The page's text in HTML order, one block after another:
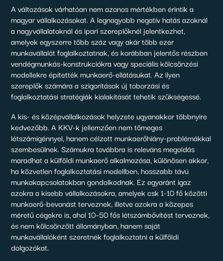
A változások várhatóan nem azonos mértékben érintik a
magyar vállalkozásokat. A legnagyobb negatív hatás azoknál
a nagyvállalatoknál és ipari szereplőknél jelentkezhet,
amelyek egyszerre több száz vagy akár több ezer
munkavállalót foglalkoztatnak, és korábban jelentős részben
vendégmunkás-konstrukciókra vagy speciális kölcsönzési
modellekre építették munkaerő-ellátásukat. Az ilyen
szereplők számára a szigorítások új toborzási és
foglalkoztatási stratégiák kialakítását tehetik szükségessé.
A kis- és középvállalkozások helyzete ugyanakkor többnyire
kedvezőbb. A KKV-k jellemzően nem tömeges
létszámigénnyel, hanem célzott munkaerőhiány-problémákkal
szembesülnek. Számukra továbbra is releváns megoldás
maradhat a külföldi munkaerő alkalmazása, különösen akkor,
ha közvetlen foglalkoztatási modellben, hosszabb távú
munkakapcsolatokban gondolkodnak. Ez egyaránt igaz
azokra a kisebb vállalkozásokra, amelyek csk 1-10 fő közötti
munkaerő-bevonást terveznek, illetve azokra a közepes
méretű cégekre is, ahol 10–50 fős létszámbővítést terveznek,
és nem kölcsönzött állományban, hanem saját
munkavállalóként szeretnék foglalkoztatni a külföldi
dolgozókat.